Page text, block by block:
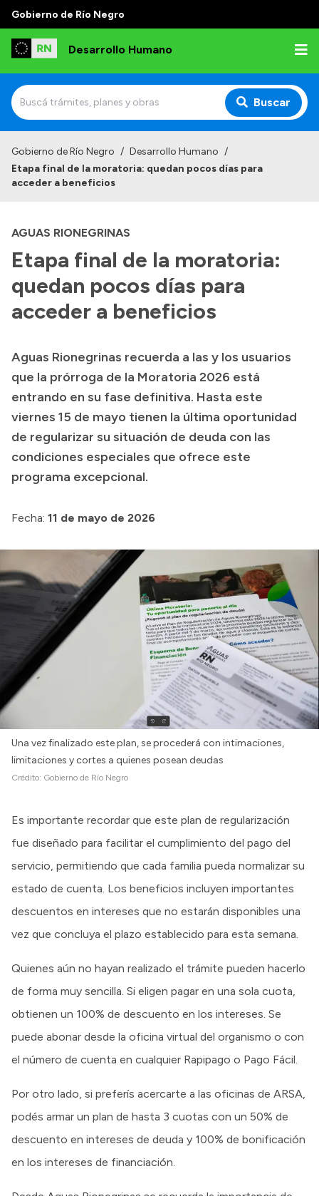
Gobierno de Río Negro
Desarrollo Humano
Buscar
Institucional
Autoridades
Delegaciones
Normativa
Presupuesto
Boletín Oficial
Compras y licitaciones
Consulta de expedientes
Consulta de pago a proveedores
Convocatorias
Gobierno de Río Negro / Desarrollo Humano /
Etapa final de la moratoria: quedan pocos días para
acceder a beneficios
AGUAS RIONEGRINAS
Etapa final de la moratoria:
quedan pocos días para
acceder a beneficios
Aguas Rionegrinas recuerda a las y los usuarios
que la prórroga de la Moratoria 2026 está
entrando en su fase definitiva. Hasta este
viernes 15 de mayo tienen la última oportunidad
de regularizar su situación de deuda con las
condiciones especiales que ofrece este
programa excepcional.
Fecha: 11 de mayo de 2026
Una vez finalizado este plan, se procederá con intimaciones,
limitaciones y cortes a quienes posean deudas
Crédito: Gobierno de Río Negro
Es importante recordar que este plan de regularización
fue diseñado para facilitar el cumplimiento del pago del
servicio, permitiendo que cada familia pueda normalizar su
estado de cuenta. Los beneficios incluyen importantes
descuentos en intereses que no estarán disponibles una
vez que concluya el plazo establecido para esta semana.
Quienes aún no hayan realizado el trámite pueden hacerlo
de forma muy sencilla. Si eligen pagar en una sola cuota,
obtienen un 100% de descuento en los intereses. Se
puede abonar desde la oficina virtual del organismo o con
el número de cuenta en cualquier Rapipago o Pago Fácil.
Por otro lado, si preferís acercarte a las oficinas de ARSA,
podés armar un plan de hasta 3 cuotas con un 50% de
descuento en intereses de deuda y 100% de bonificación
en los intereses de financiación.